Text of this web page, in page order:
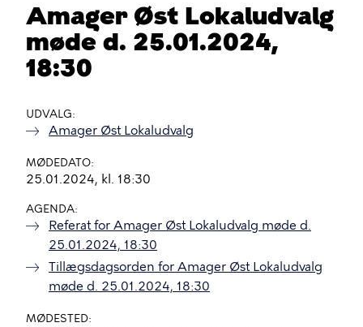
Amager Øst Lokaludvalg
møde d. 25.01.2024,
18:30
UDVALG
Amager Øst Lokaludvalg
MØDEDATO
25.01.2024, kl. 18:30
AGENDA
Referat for Amager Øst Lokaludvalg møde d.
25.01.2024, 18:30
Tillægsdagsorden for Amager Øst Lokaludvalg
møde d. 25.01.2024, 18:30
MØDESTED